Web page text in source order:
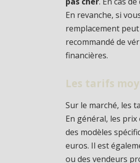
En revanche, si
remplacement
recommandé de
financières.
Les tarifs
Sur le marché, les
En général, les
des modèles
euros. Il est
ou des vendeurs